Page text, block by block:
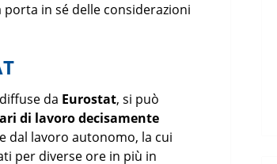
in sé delle considerazioni
da Eurostat, si può
di lavoro decisamente
dal lavoro autonomo, la cui
per diverse ore in più in